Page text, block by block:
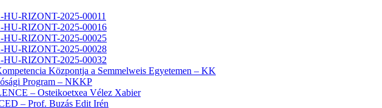
HU-RIZONT-2025-00011
HU-RIZONT-2025-00016
HU-RIZONT-2025-00025
HU-RIZONT-2025-00028
HU-RIZONT-2025-00032
Központja a Semmelweis Egyetemen – KK
Program – NKKP
– Osteikoetxea Vélez Xabier
– Prof. Buzás Edit Irén